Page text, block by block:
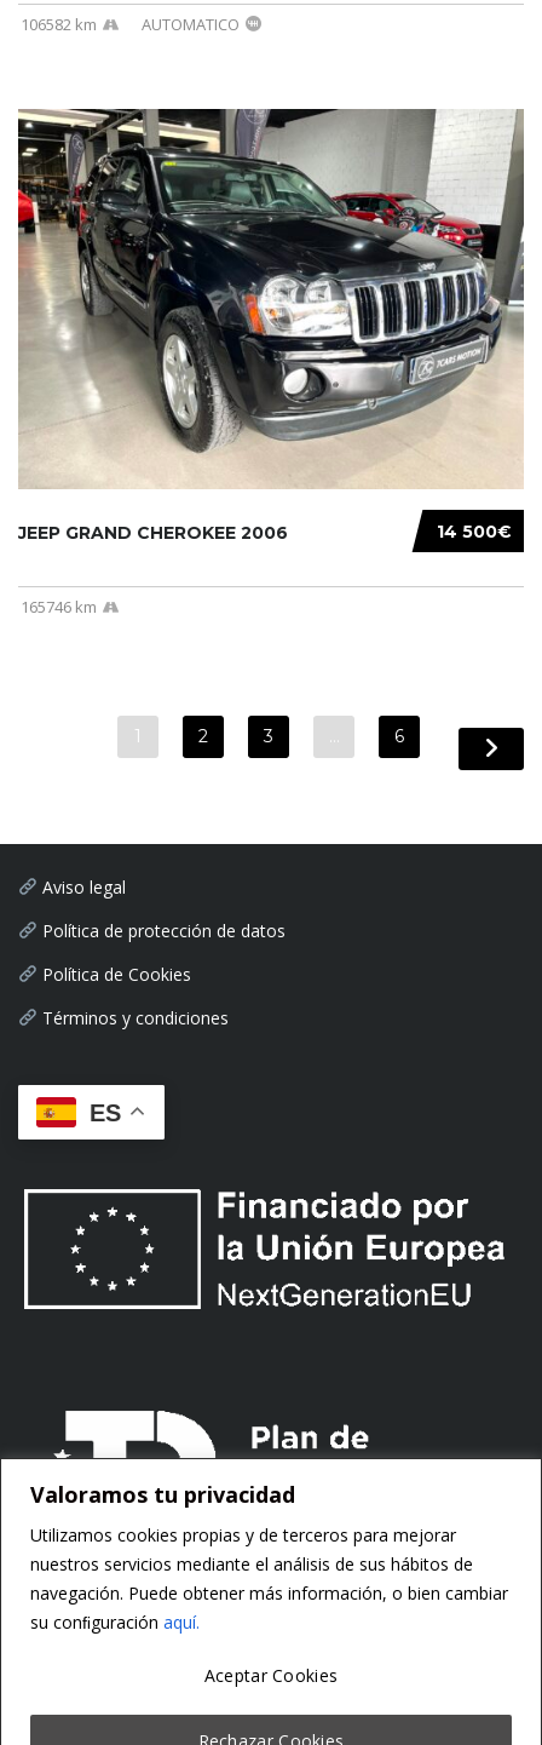
Valoramos tu privacidad
Utilizamos cookies propias y de terceros para mejorar
nuestros servicios mediante el análisis de sus hábitos de
navegación. Puede obtener más información, o bien cambiar
su conﬁguración aquí.
Rechazar Cookies
Aceptar Cookies
106582 km AUTOMATICO
14 500€
JEEP GRAND CHEROKEE 2006
165746 km
1 2 3 … 6
Aviso legal
Política de protección de datos
Política de Cookies
Términos y condiciones
ES